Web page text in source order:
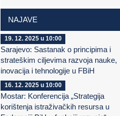
NAJAVE
19. 12. 2025 u 10:00
Sarajevo: Sastanak o principima i
strateškim ciljevima razvoja nauke,
inovacija i tehnologije u FBiH
16. 12. 2025 u 10:00
Mostar: Konferencija „Strategija
korištenja istraživačkih resursa u